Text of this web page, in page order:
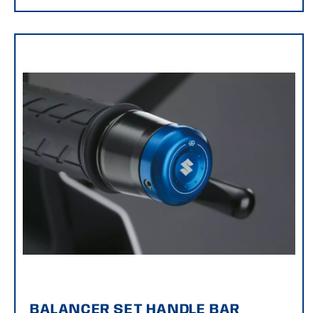
BALANCER SET HANDLE BAR